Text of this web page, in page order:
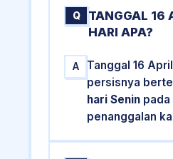
Q
TANGGAL 16
HARI APA?
A
Tanggal 16
persisnya
hari Senin pada
penanggalan